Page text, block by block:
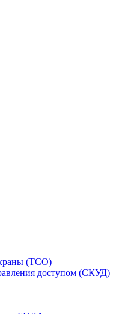
(ТСО)
доступом (СКУД)